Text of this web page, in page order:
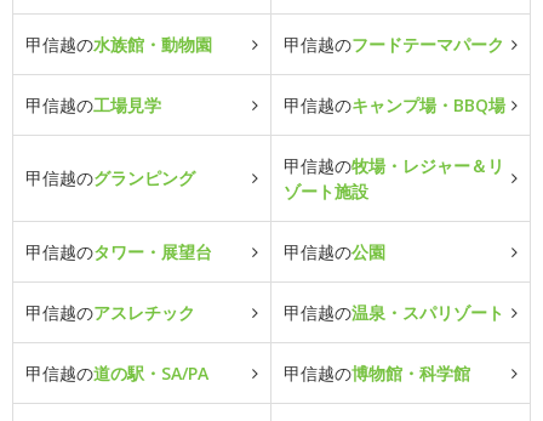
甲信越の水族館・動物園 甲信越のフードテーマパーク
甲信越の工場見学 甲信越のキャンプ場・BBQ場
甲信越のグランピング
甲信越の牧場・レジャー＆リ
ゾート施設
甲信越のタワー・展望台 甲信越の公園
甲信越のアスレチック 甲信越の温泉・スパリゾート
甲信越の道の駅・SA/PA 甲信越の博物館・科学館